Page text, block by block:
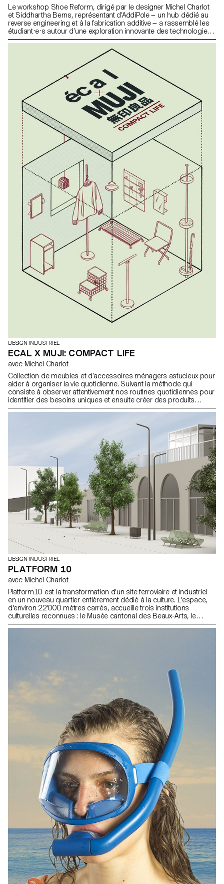
Le workshop Shoe Reform, dirigé par le designer Michel Charlot
et Siddhartha Berns, représentant d’AddiPole — un hub dédié au
reverse engineering et à la fabrication additive — a rassemblé les
étudiant·e·s autour d’une exploration innovante des technologies
de numérisation 3D, en collaboration avec le Technopôle Sainte-
DESIGN INDUSTRIEL
ECAL X MUJI: COMPACT LIFE
avec Michel Charlot
Collection de meubles et d’accessoires ménagers astucieux pour
aider à organiser la vie quotidienne. Suivant la méthode qui
consiste à observer attentivement nos routines quotidiennes pour
identifier des besoins uniques et ensuite créer des produits
intuitifs et pratiques, les étudiant·e·s en Bachelor Design Industriel
ménagers astucieux pour aider à organiser notre vie quotidienne,
sous la direction du designer Michel Charlot. Une partie
importante du développement des produits MUJI étant basée sur
des études photographiques détaillées au domicile des gens, les
étudiant·e·s ont été invité·e·s à suivre le même processus en
documentant l'état spontané de leur propre maison et de
l'environnement d'autres personnes afin de révéler la manière
dont ils·elles interagissent avec les produits, et d'identifier la
manière dont les objets sont utilisés comme inspiration directe
pour leur design.
DESIGN INDUSTRIEL
PLATFORM 10
avec Michel Charlot
Platform10 est la transformation d'un site ferroviaire et industriel
en un nouveau quartier entièrement dédié à la culture. L'espace,
d'environ 22'000 mètres carrés, accueille trois institutions
culturelles reconnues : le Musée cantonal des Beaux-Arts, le
Musée de l'Elysée et le Musée du design et des arts appliqués
étudiants de 2e année ont participé pour concevoir des
nouvel espace public.